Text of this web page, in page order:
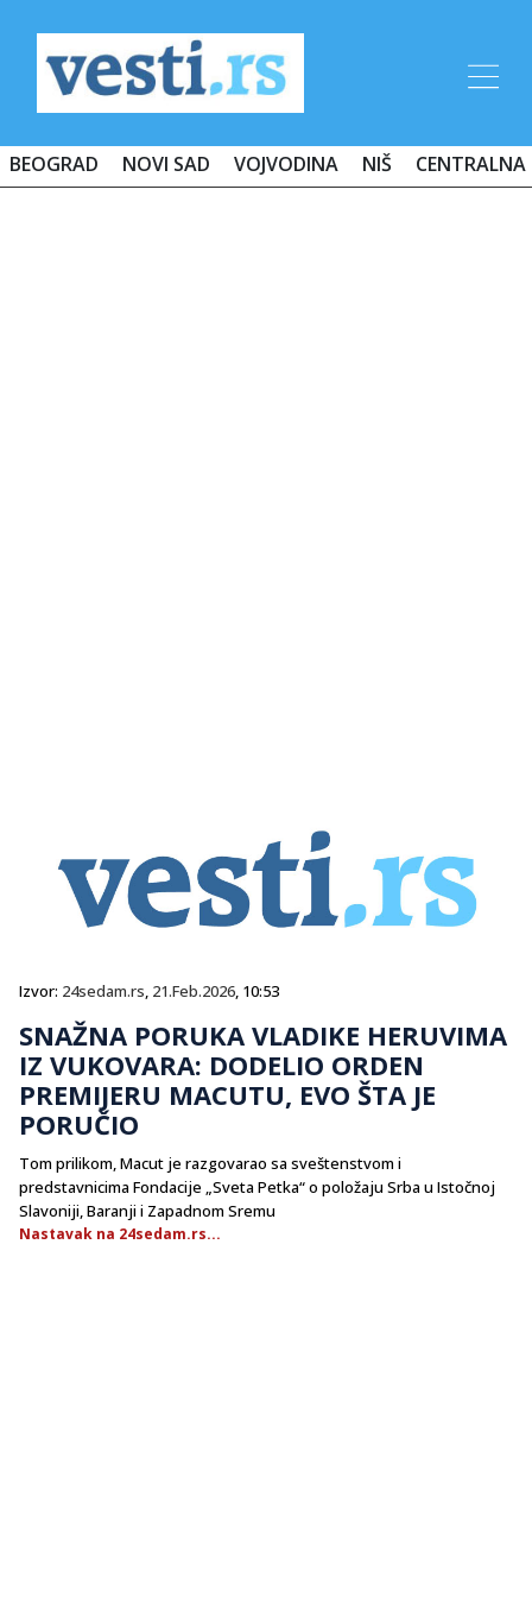
BEOGRAD NOVI SAD VOJVODINA NIŠ CENTRALNA
Izvor: 24sedam.rs, 21.Feb.2026, 10:53
SNAŽNA PORUKA VLADIKE HERUVIMA
IZ VUKOVARA: DODELIO ORDEN
PREMIJERU MACUTU, EVO ŠTA JE
PORUČIO
Tom prilikom, Macut je razgovarao sa sveštenstvom i
predstavnicima Fondacije „Sveta Petka“ o položaju Srba u Istočnoj
Slavoniji, Baranji i Zapadnom Sremu
Nastavak na 24sedam.rs...